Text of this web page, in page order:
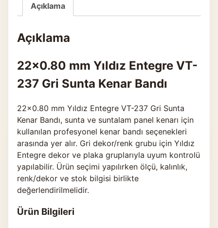
Açıklama
Açıklama
22×0.80 mm Yıldız Entegre VT-
237 Gri Sunta Kenar Bandı
22×0.80 mm Yıldız Entegre VT-237 Gri Sunta
Kenar Bandı, sunta ve suntalam panel kenarı için
kullanılan profesyonel kenar bandı seçenekleri
arasında yer alır. Gri dekor/renk grubu için Yıldız
Entegre dekor ve plaka gruplarıyla uyum kontrolü
yapılabilir. Ürün seçimi yapılırken ölçü, kalınlık,
renk/dekor ve stok bilgisi birlikte
değerlendirilmelidir.
Ürün Bilgileri